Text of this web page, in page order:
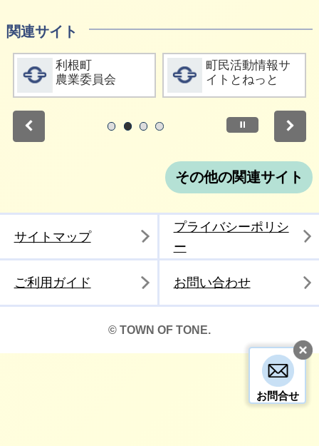
お問合せ
関連サイト
詳細をみる
利根町
農業委員会
詳細をみる
町民活動情報サ
イトとねっと
停止
その他の関連サイト
サイトマップ
プライバシーポリシ
ー
ご利用ガイド お問い合わせ
© TOWN OF TONE.